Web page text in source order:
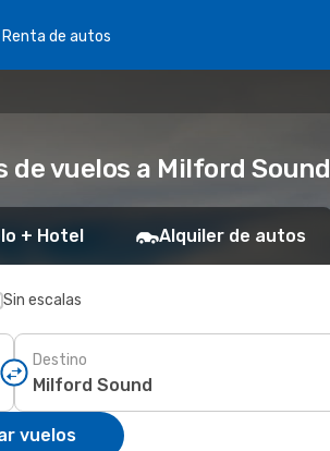
Renta de autos
de vuelos a Milford Sound
+ Hotel Alquiler de autos
Sin escalas
Destino
vuelos